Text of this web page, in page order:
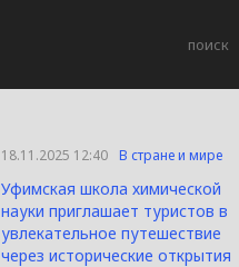
18.11.2025 12:40 В стране и мире
Уфимская школа химической
науки приглашает туристов в
увлекательное путешествие
через исторические открытия